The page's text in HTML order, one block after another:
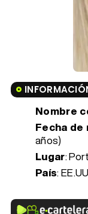
Nombre
Fecha
años)
Lugar:
País: